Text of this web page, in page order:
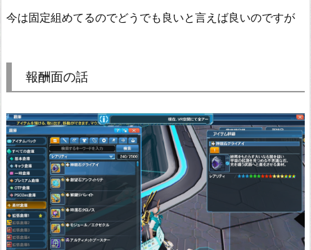
今は固定組めてるのでどうでも良いと言えば良いのですが
報酬面の話